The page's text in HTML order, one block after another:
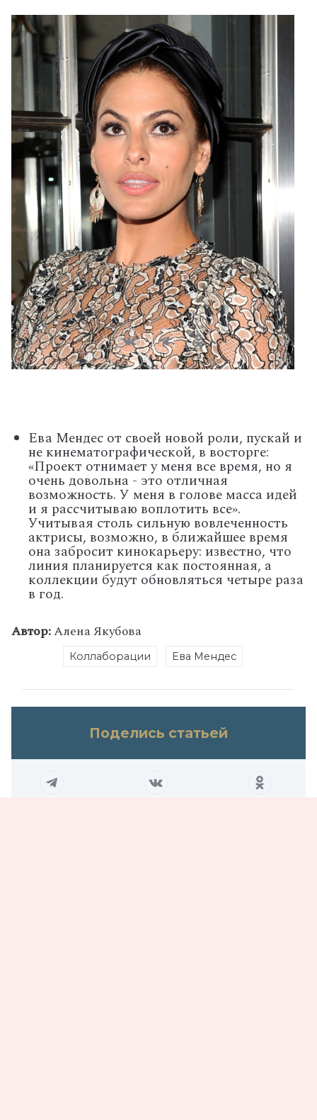
Ева Мендес от своей новой роли, пускай и
не кинематографической, в восторге:
«Проект отнимает у меня все время, но я
очень довольна - это отличная
возможность. У меня в голове масса идей
и я рассчитываю воплотить все».
Учитывая столь сильную вовлеченность
актрисы, возможно, в ближайшее время
она забросит кинокарьеру: известно, что
линия планируется как постоянная, а
коллекции будут обновляться четыре раза
в год.
Автор:Алена Якубова
Коллаборации Ева Мендес
Поделись статьей